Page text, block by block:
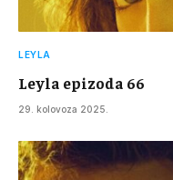
LEYLA
Leyla epizoda 66
29. kolovoza 2025.